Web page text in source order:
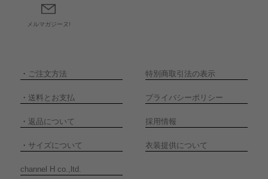
メルマガジーヌ!
・ ご注文方法 特別商取引法の表示
・ 送料とお支払 プライバシーポリシー
・ 返品について 採用情報
・ サイズについて 衣装提供について
channel H co.,ltd.